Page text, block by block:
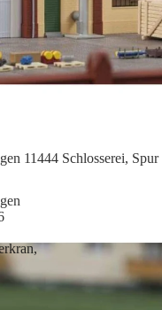
11444 Schlosserei, Spur